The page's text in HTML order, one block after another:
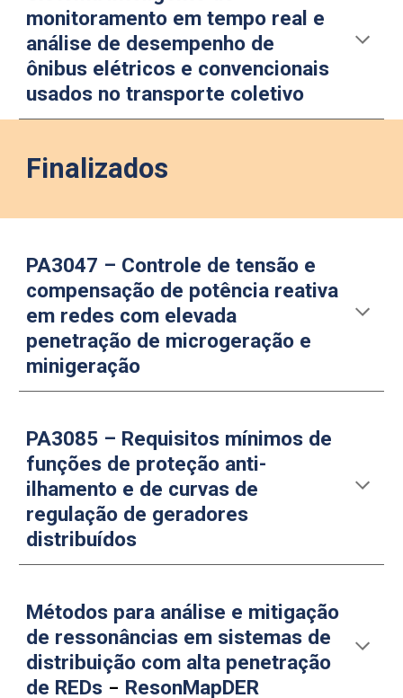
monitoramento em tempo real e
análise de desempenho de
ônibus elétricos e convencionais
usados no transporte coletivo
Finalizados
PA3047 – Controle de tensão e
compensação de potência reativa
em redes com elevada
penetração de microgeração e
minigeração
PA3085 – Requisitos mínimos de
funções de proteção anti-
ilhamento e de curvas de
regulação de geradores
distribuídos
Métodos para análise e mitigação
de ressonâncias em sistemas de
distribuição com alta penetração
de REDs – ResonMapDER